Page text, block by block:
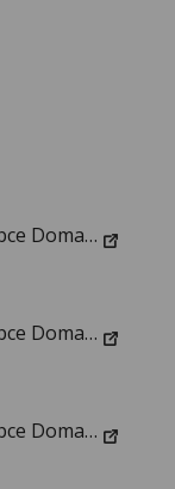
Obecně závazná vyhláška obce Domanín č. 3/2023, o místním poplatku za obecní systém odpadového hospodářství
Obecně závazná vyhláška obce Domanín č. 1/2024, kterou se mění vyhláška č. 3/2023, o místním poplatku za obecní systém odpadového hospodářství
Obecně závazná vyhláška obce Domanín č. 2/2025, kterou se mění obecně závazná vyhláška obce Domanín č. 3/2023, o místním poplatku za obecní systém odpadového hospodářství